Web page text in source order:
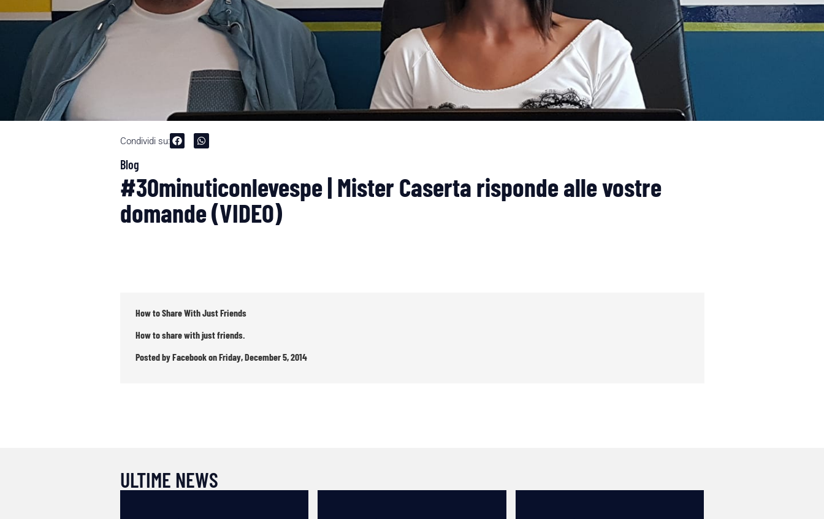
Condividi su:
Blog
#30minuticonlevespe | Mister Caserta risponde alle vostre
domande (VIDEO)
How to Share With Just Friends
How to share with just friends.
Posted byFacebookon Friday, December 5, 2014
ULTIME NEWS